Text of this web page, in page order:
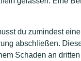
du zumindest
abschließen.
Schaden an